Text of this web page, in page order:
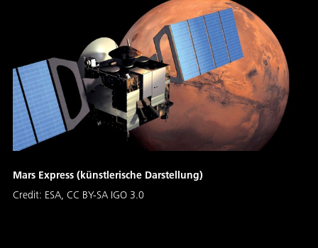
Mars Express (künstlerische Darstellung)
Credit: ESA, CC BY-SA IGO 3.0